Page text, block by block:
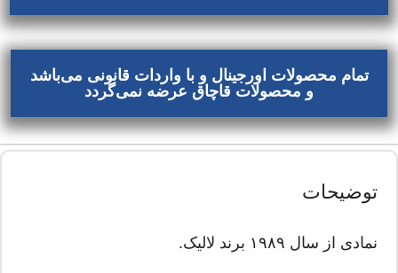
تمام محصولات اورجینال و با واردات قانونی می‌باشد
و محصولات قاچاق عرضه نمی‌گردد
توضیحات
نمادی از سال ۱۹۸۹ برند لالیک.